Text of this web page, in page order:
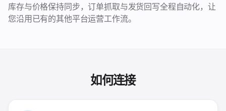
库存与价格保持同步，订单抓取与发货回写全程自动化，让
您沿用已有的其他平台运营工作流。
如何连接